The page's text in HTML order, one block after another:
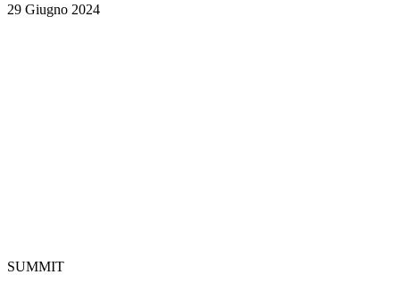
29 Giugno 2024
SUMMIT